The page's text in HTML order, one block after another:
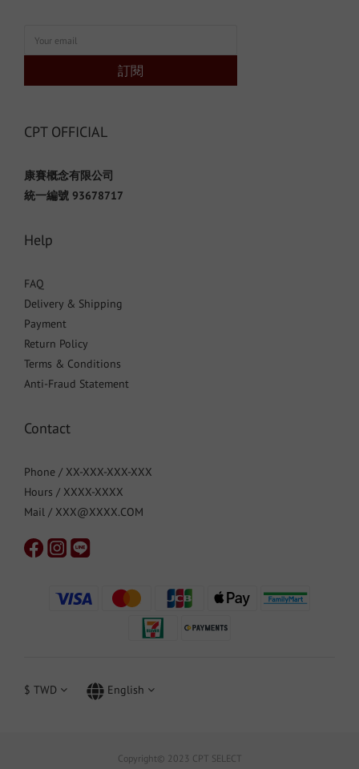
訂閱
CPT OFFICIAL
康賽概念有限公司
統一編號 93678717
Help
FAQ
Delivery & Shipping
Payment
Return Policy
Terms & Conditions
Anti-Fraud Statement
Contact
Phone / XX-XXX-XXX-XXX
Hours / XXXX-XXXX
Mail / XXX@XXXX.COM
$ TWD English
Copyright© 2023 CPT SELECT